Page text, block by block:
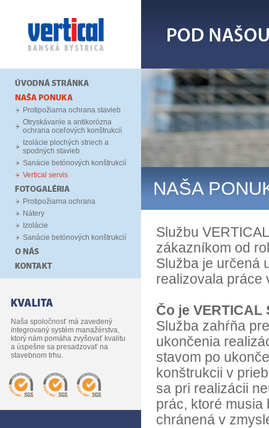
Protipožiarna ochrana stavieb
Otryskávanie a antikorózna
ochrana oceľových konštrukcií
Izolácie plochých striech a
spodných stavieb
Sanácie betónových konštrukcií
Vertical servis
Protipožiarna ochrana
Nátery
Izolácie
Sanácie betónových konštrukcií
Naša spoločnosť má zavedený
integrovaný systém manažérstva,
ktorý nám pomáha zvyšovať kvalitu
a úspešne sa presadzovať na
stavebnom trhu.
NAŠA
Službu
zákazníkom od
Služba je určená
realizovala práce
Čo je VERTICAL
Služba zahŕňa
ukončenia
stavom po
konštrukcii v
sa pri realizácii
prác, ktoré
chránená v